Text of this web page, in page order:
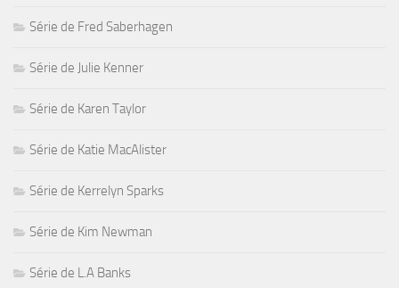
Série de Fred Saberhagen
Série de Julie Kenner
Série de Karen Taylor
Série de Katie MacAlister
Série de Kerrelyn Sparks
Série de Kim Newman
Série de L.A Banks